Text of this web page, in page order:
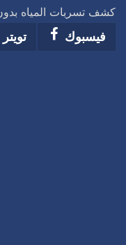
كشف تسربات المياه
فيسبوك
تويتر